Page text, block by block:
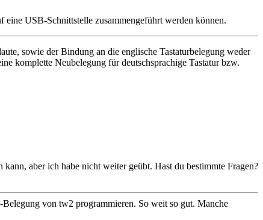
eine USB-Schnittstelle zusammengeführt werden können.
sowie der Bindung an die englische Tastaturbelegung weder
komplette Neubelegung für deutschsprachige Tastatur bzw.
aber ich habe nicht weiter geübt. Hast du bestimmte Fragen?
von tw2 programmieren. So weit so gut. Manche